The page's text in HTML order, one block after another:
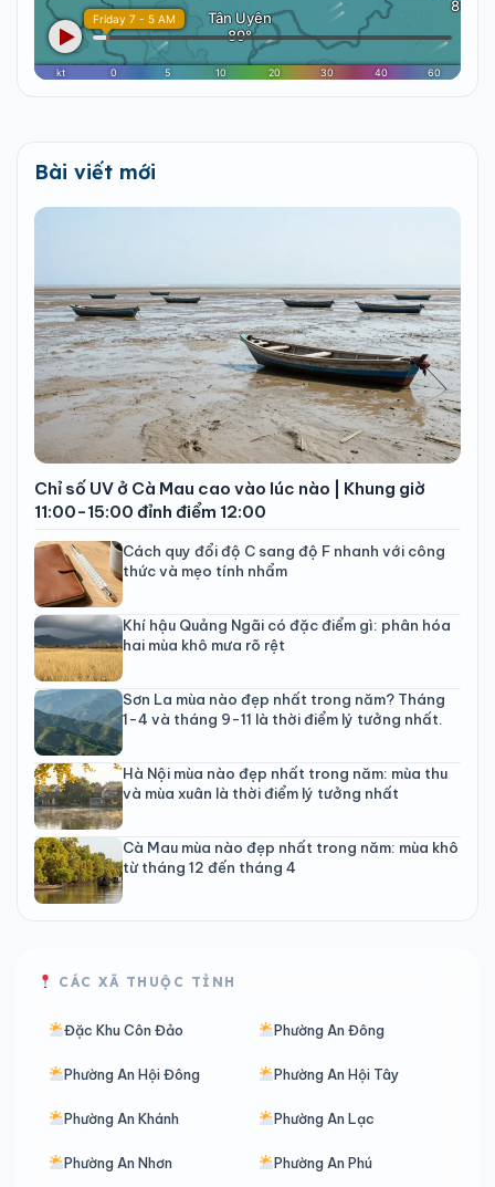
Bài viết mới
Chỉ số UV ở Cà Mau cao vào lúc nào | Khung giờ
11:00-15:00 đỉnh điểm 12:00
Cách quy đổi độ C sang độ F nhanh với công
thức và mẹo tính nhẩm
Khí hậu Quảng Ngãi có đặc điểm gì: phân hóa
hai mùa khô mưa rõ rệt
Sơn La mùa nào đẹp nhất trong năm? Tháng
1-4 và tháng 9-11 là thời điểm lý tưởng nhất.
Hà Nội mùa nào đẹp nhất trong năm: mùa thu
và mùa xuân là thời điểm lý tưởng nhất
Cà Mau mùa nào đẹp nhất trong năm: mùa khô
từ tháng 12 đến tháng 4
CÁC XÃ THUỘC TỈNH
Đặc Khu Côn Đảo Phường An Đông
Phường An Hội Đông Phường An Hội Tây
Phường An Khánh Phường An Lạc
Phường An Nhơn Phường An Phú